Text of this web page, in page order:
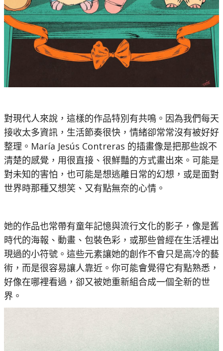
對現代人來說，這樣的作品特別有共鳴。因為我們每天
接收太多資訊，生活節奏很快，情緒卻常常沒有被好好
整理。María Jesús Contreras 的插畫像是把那些說不
清楚的感覺，用很直接、很鮮豔的方式畫出來。可能是
對未知的害怕，也可能是想逃離日常的幻想，或是面對
世界時那種又想笑、又有點無奈的心情。
她的作品也常帶有童年記憶與流行文化的影子，像是舊
時代的海報、動畫、包裝色彩，或那些曾經在生活裡出
現過的小符號。這些元素讓她的創作不會只是高冷的藝
術，而是很容易讓人靠近。你可能會覺得它有點熟悉，
好像在哪裡看過，卻又被她重新組合成一個全新的世
界。